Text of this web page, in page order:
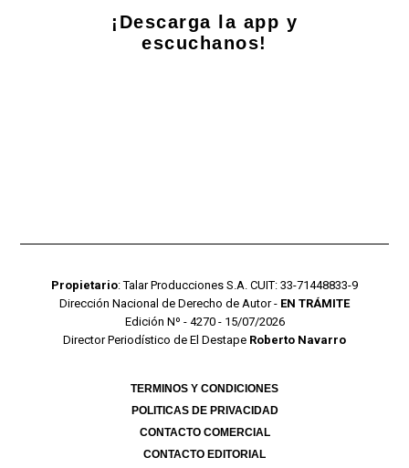
¡Descarga la app y
escuchanos!
Propietario: Talar Producciones S.A. CUIT: 33-71448833-9
Dirección Nacional de Derecho de Autor - EN TRÁMITE
Edición Nº - 4270 - 15/07/2026
Director Periodístico de El Destape Roberto Navarro
TERMINOS Y CONDICIONES
POLITICAS DE PRIVACIDAD
CONTACTO COMERCIAL
CONTACTO EDITORIAL